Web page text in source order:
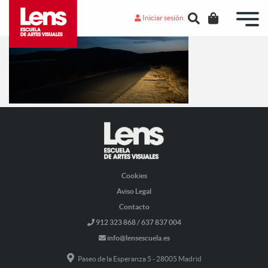
Iniciar sesión
Cookies
Aviso Legal
Contacto
912 323 868 / 637 837 004
info@lensescuela.es
Paseo de la Esperanza 5 - 28005 Madrid